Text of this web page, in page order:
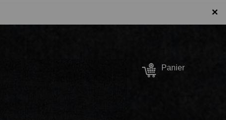
×
Panier